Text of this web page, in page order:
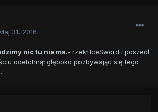
31, 2016
nic tu nie ma.- rzekł IceSword i poszedł
odetchnął głęboko pozbywając się tego